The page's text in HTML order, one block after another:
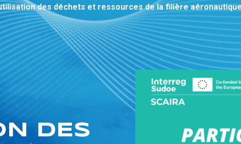
des déchets et ressources de la filière
DES